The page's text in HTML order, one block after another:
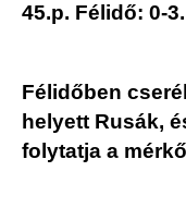
45.p. Félidő: 0-3.
Félidőben
helyett Rusák,
folytatja a